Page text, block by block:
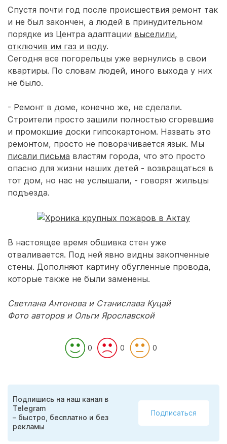
Спустя почти год после происшествия ремонт так
и не был закончен, а людей в принудительном
порядке из Центра адаптации выселили,
отключив им газ и воду.
Сегодня все погорельцы уже вернулись в свои
квартиры. По словам людей, иного выхода у них
не было.
- Ремонт в доме, конечно же, не сделали.
Строители просто зашили полностью сгоревшие
и промокшие доски гипсокартоном. Назвать это
ремонтом, просто не поворачивается язык. Мы
писали письма властям города, что это просто
опасно для жизни наших детей - возвращаться в
тот дом, но нас не услышали, - говорят жильцы
подъезда.
В настоящее время обшивка стен уже
отваливается. Под ней явно видны закопченные
стены. Дополняют картину обугленные провода,
которые также не были заменены.
Светлана Антонова и Станислава Куцай
Фото авторов и Ольги Ярославской
0 0 0
Подпишись на наш канал в
Telegram
– быстро, бесплатно и без
рекламы
Подписаться